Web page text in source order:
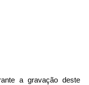
a gravação deste